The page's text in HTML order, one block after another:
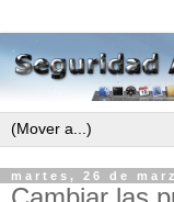
martes, 26 de